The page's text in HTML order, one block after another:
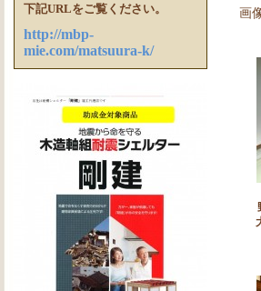
画
下記URLをご覧ください。
http://mbp-
mie.com/matsuura-k/